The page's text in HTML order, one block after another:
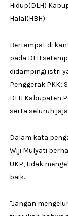
Hidup(DLH)
Halal(HBH).
Bertempat di
pada DLH
didampingi istri
Penggerak PKK;
DLH Kabupaten
serta seluruh
Dalam kata
Wiji Mulyati
UKP, tidak
baik.
''Jangan